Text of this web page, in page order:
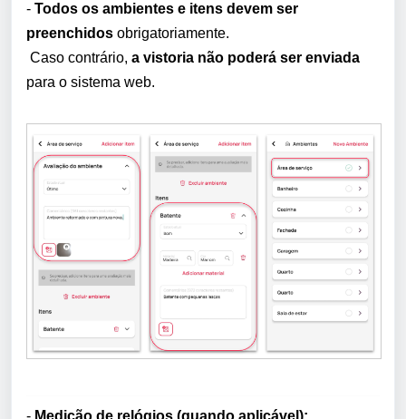
- Todos os ambientes e itens devem ser
preenchidos obrigatoriamente.
Caso contrário, a vistoria não poderá ser enviada
para o sistema web.